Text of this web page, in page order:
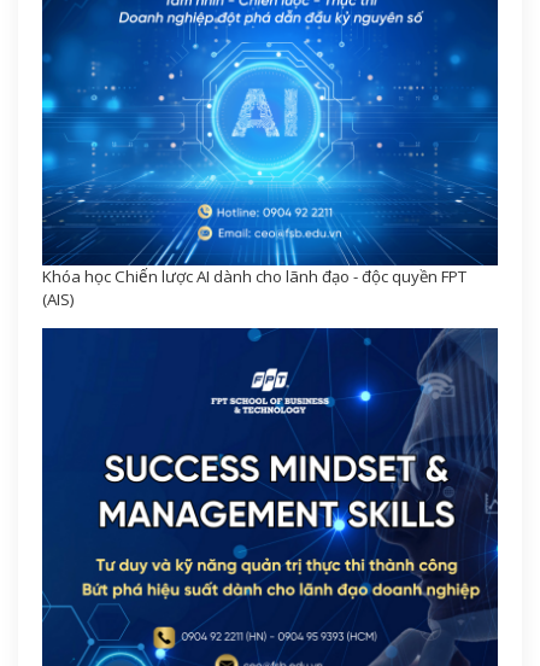
Khóa học Chiến lược AI dành cho lãnh đạo - độc quyền FPT
(AIS)